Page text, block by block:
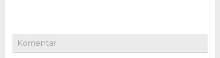
Komentar